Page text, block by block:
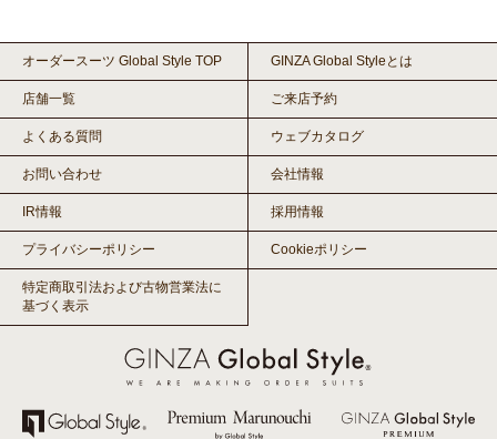
オーダースーツ Global Style TOP GINZA Global Styleとは
店舗一覧 ご来店予約
よくある質問 ウェブカタログ
お問い合わせ 会社情報
IR情報 採用情報
プライバシーポリシー Cookieポリシー
特定商取引法および古物営業法に
基づく表示